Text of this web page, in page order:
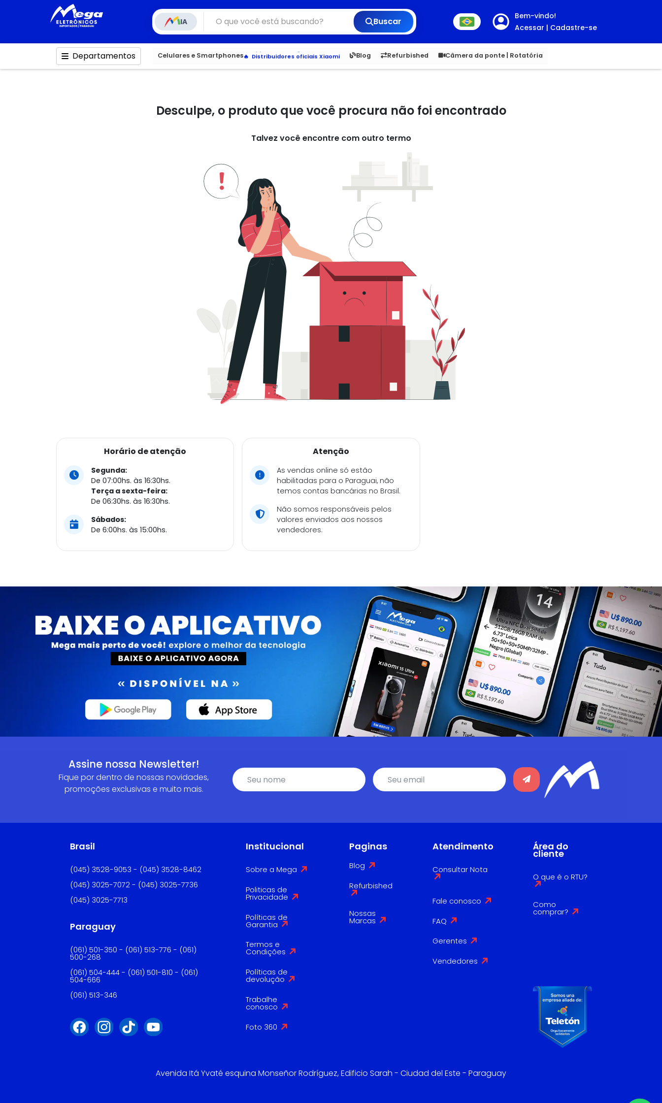
IA Buscar
Bem-vindo!
Acessar | Cadastre-se
Departamentos Celulares e Smartphones
Distribuidores oficiais Xiaomi
Blog Refurbished Câmera da ponte | Rotatória
6,050 5.20 1,900 1.00
Desculpe, o produto que você procura não foi encontrado
Talvez você encontre com outro termo
Horário de atenção
Segunda:
De 07:00hs. às 16:30hs.
Terça a sexta-feira:
De 06:30hs. às 16:30hs.
Sábados:
De 6:00hs. às 15:00hs.
Atenção
As vendas online só estão
habilitadas para o Paraguai, não
temos contas bancárias no Brasil.
Não somos responsáveis pelos
valores enviados aos nossos
vendedores.
Assine nossa Newsletter!
Fique por dentro de nossas novidades,
promoções exclusivas e muito mais.
Brasil
(045) 3528-9053 - (045) 3528-8462
(045) 3025-7072 - (045) 3025-7736
(045) 3025-7713
Paraguay
(061) 501-350 - (061) 513-776 - (061)
500-268
(061) 504-444 - (061) 501-810 - (061)
504-666
(061) 513-346
Institucional
Sobre a Mega
Politicas de
Privacidade
Políticas de
Garantia
Termos e
Condições
Políticas de
devolução
Trabalhe
conosco
Foto 360
Paginas
Blog
Refurbished
Nossas
Marcas
Atendimento
Consultar Nota
Fale conosco
FAQ
Gerentes
Vendedores
Área do
cliente
O que é o RTU?
Como
comprar?
Avenida Itá Yvaté esquina Monseñor Rodríguez, Edificio Sarah - Ciudad del Este - Paraguay